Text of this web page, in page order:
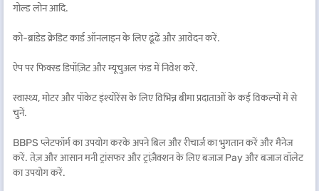
गोल्ड लोन आदि.
को-ब्रांडेड क्रेडिट कार्ड ऑनलाइन के लिए ढूंढें और आवेदन करें.
ऐप पर फिक्स्ड डिपॉज़िट और म्यूचुअल फंड में निवेश करें.
स्वास्थ्य, मोटर और पॉकेट इंश्योरेंस के लिए विभिन्न बीमा प्रदाताओं के कई विकल्पों में से
चुनें.
BBPS प्लेटफॉर्म का उपयोग करके अपने बिल और रीचार्ज का भुगतान करें और मैनेज
करें. तेज़ और आसान मनी ट्रांसफर और ट्रांज़ैक्शन के लिए बजाज Pay और बजाज वॉलेट
का उपयोग करें.